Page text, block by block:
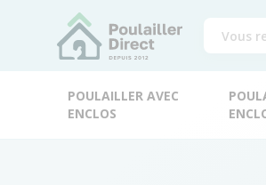
POULAILLER AVEC
ENCLOS